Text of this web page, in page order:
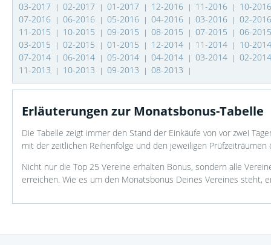
03-2017 | 02-2017 | 01-2017 | 12-2016 | 11-2016 | 10-
07-2016 | 06-2016 | 05-2016 | 04-2016 | 03-2016 | 02-
11-2015
| 10-2015 | 09-2015 | 08-2015 | 07-2015 | 06-
03-2015
| 02-2015 | 01-2015 | 12-2014 | 11-2014 | 10-
07-2014 | 06-2014 | 05-2014 | 04-2014 | 03-2014 | 02-
11-2013
| 10-2013 | 09-2013 | 08-2013 |
Erläuterungen zur Monatsbonus-Tabelle
Die Tabelle zeigt immer den Stand der Einkäufe von vor zwei
mit der zeitlichen Reihenfolge und den jeweiligen Prüfzeiträumen
Nicht nur die Top 25 Vereine erhalten Bonus, sondern alle
erreichen. Wie es um den Monatsbonus Deines Vereines steht,